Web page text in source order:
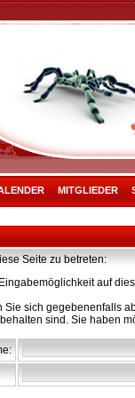
MITGLIEDER
Seite zu betreten:
auf
sich gegebenenfalls
sind. Sie haben